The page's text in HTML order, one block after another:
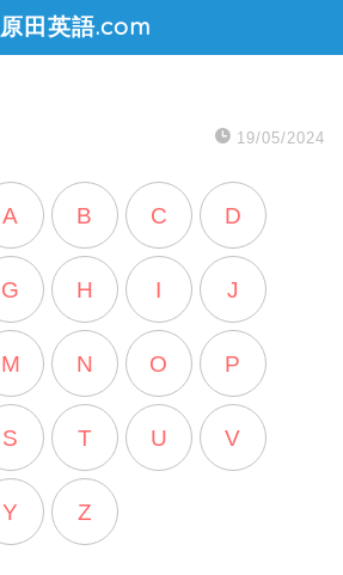
原田英語.com
19/05/2024
A B C D
G H I J
M N O P
S T U V
Y Z